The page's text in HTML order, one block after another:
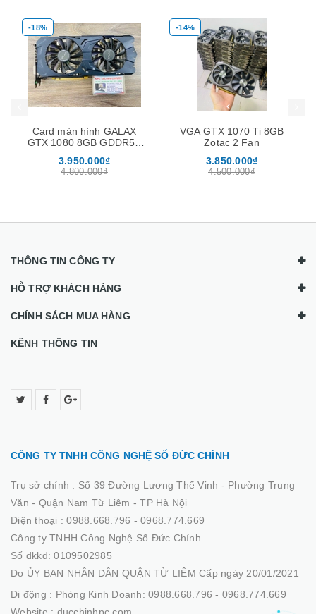
-18%
Card màn hình GALAX
GTX 1080 8GB GDDR5X
3.950.000₫
4.800.000₫
-14%
VGA GTX 1070 Ti 8GB
Zotac 2 Fan
3.850.000₫
4.500.000₫
Mua hàng
THÔNG TIN CÔNG TY
HỖ TRỢ KHÁCH HÀNG
CHÍNH SÁCH MUA HÀNG
KÊNH THÔNG TIN
CÔNG TY TNHH CÔNG NGHỆ SỐ ĐỨC CHÍNH
Trụ sở chính : Số 39 Đường Lương Thế Vinh - Phường Trung
Văn - Quận Nam Từ Liêm - TP Hà Nội
Điện thoại :0988.668.796 - 0968.774.669
Công ty TNHH Công Nghệ Số Đức Chính
Số dkkd: 0109502985
Do ỦY BAN NHÂN DÂN QUẬN TỪ LIÊM Cấp ngày 20/01/2021
Di động : Phòng Kinh Doanh: 0988.668.796 - 0968.774.669